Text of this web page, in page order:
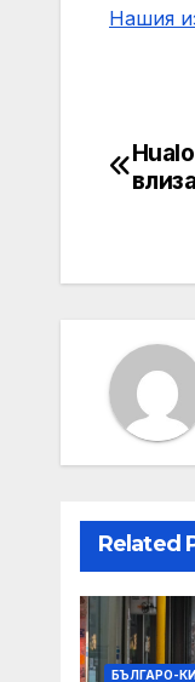
Нашия
Post
Related
БЪЛГАРО-